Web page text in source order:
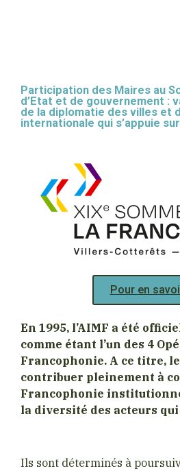
Participation des Maires au
d’Etat et de gouvernement :
de la diplomatie des villes et
internationale qui s’appuie
Pour en
En 1995, l’AIMF a été
comme étant l’un des 4
Francophonie. A ce titre,
contribuer pleinement à
Francophonie
la diversité des acteurs
Ils sont déterminés à